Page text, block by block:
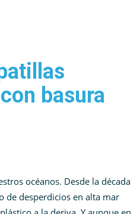
basura
océanos. Desde la década
de desperdicios en alta mar